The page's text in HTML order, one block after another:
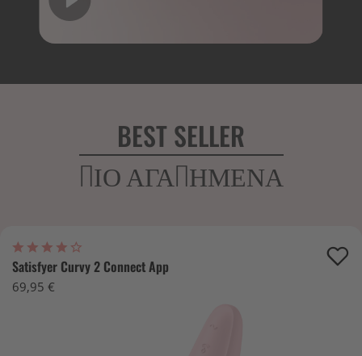
BEST SELLER
ΠΙΟ ΑΓΑΠΗΜΕΝΑ
Satisfyer Curvy 2 Connect App
69,95 €